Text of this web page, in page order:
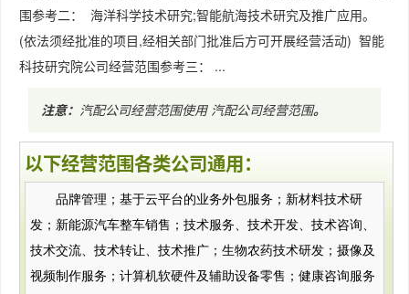
围参考二： 海洋科学技术研究;智能航海技术研究及推广应用。
(依法须经批准的项目,经相关部门批准后方可开展经营活动) 智能
科技研究院公司经营范围参考三： ...
注意： 汽配公司经营范围使用 汽配公司经营范围。
以下经营范围各类公司通用：
品牌管理；基于云平台的业务外包服务；新材料技术研
发；新能源汽车整车销售；技术服务、技术开发、技术咨询、
技术交流、技术转让、技术推广；生物农药技术研发；摄像及
视频制作服务；计算机软硬件及辅助设备零售；健康咨询服务